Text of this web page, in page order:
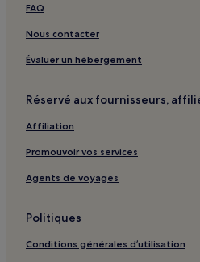
Tanger : hôtels Hôtels acceptant
Tanger : Villas
Tanger : Appartement à louer
Tanger : Appart’hôtels
FAQ
Nous contacter
Évaluer un hébergement
Réservé aux fournisseurs,
Affiliation
Promouvoir vos services
Agents de voyages
Politiques
Conditions générales d’utilisation